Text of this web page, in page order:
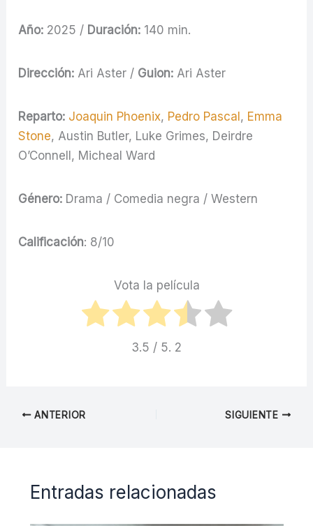
Año: 2025 / Duración: 140 min.
Dirección: Ari Aster / Guion: Ari Aster
Reparto: Joaquin Phoenix, Pedro Pascal , Emma
Stone, Austin Butler, Luke Grimes, Deirdre
O’Connell, Micheal Ward
Género: Drama / Comedia negra / Western
Calificación: 8/10
Vota la película
3.5 / 5. 2
ANTERIOR SIGUIENTE
Entradas relacionadas